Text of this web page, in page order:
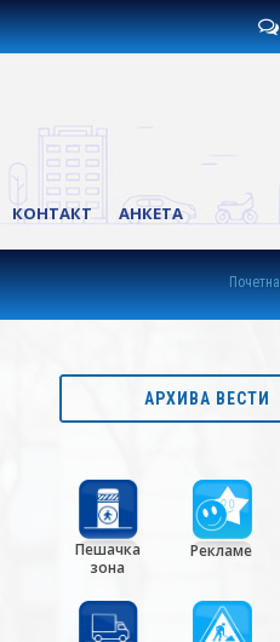
КОНТАКТ АНКЕТА
Почетна
АРХИВА ВЕСТИ
Пешачка
зона
Рекламе